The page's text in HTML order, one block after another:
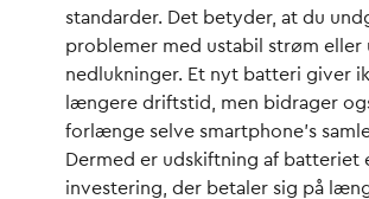
standarder. Det betyder, at du
problemer med ustabil strøm eller
nedlukninger. Et nyt batteri giver
længere driftstid, men bidrager
forlænge selve smartphone’s
Dermed er udskiftning af batteriet
investering, der betaler sig på